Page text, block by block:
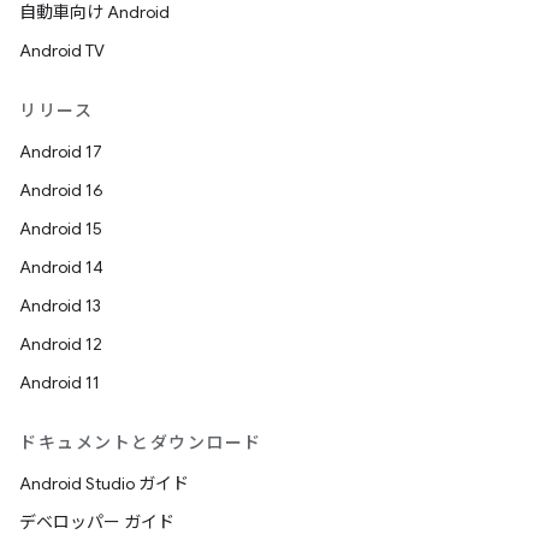
自動車向け Android
Android TV
リリース
Android 17
Android 16
Android 15
Android 14
Android 13
Android 12
Android 11
ドキュメントとダウンロード
Android Studio ガイド
デベロッパー ガイド